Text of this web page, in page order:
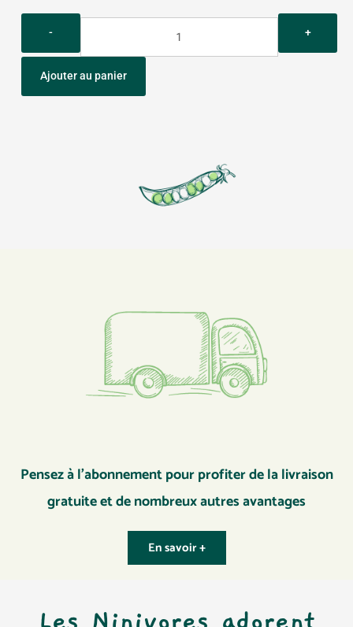
Ajouter au panier
Pensez à l’abonnement pour profiter de la livraison
gratuite et de nombreux autres avantages
En savoir +